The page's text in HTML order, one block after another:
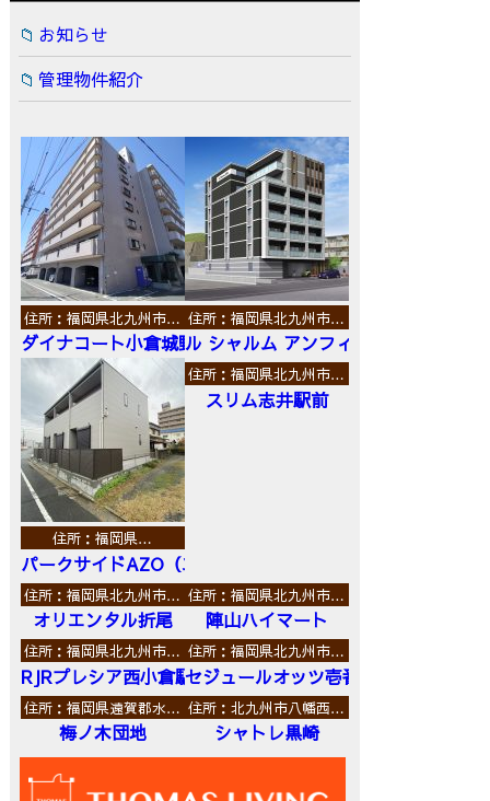
お知らせ
管理物件紹介
住所：福岡県北九州市…
ダイナコート小倉城野
住所：福岡県北九州市…
ル シャルム アンフィニ
住所：福岡県…
パークサイドAZO（エーゼットオー）
住所：福岡県北九州市…
スリム志井駅前
住所：福岡県北九州市…
オリエンタル折尾
住所：福岡県北九州市…
陣山ハイマート
住所：福岡県北九州市…
RJRプレシア西小倉駅前
住所：福岡県北九州市…
セジュールオッツ壱番館
住所：福岡県遠賀郡水…
梅ノ木団地
住所：北九州市八幡西…
シャトレ黒崎